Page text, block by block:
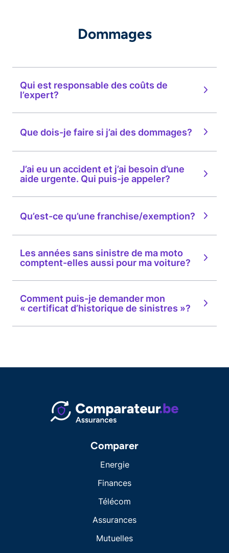
Dommages
Qui est responsable des coûts de
l’expert?
Que dois-je faire si j’ai des dommages?
J’ai eu un accident et j’ai besoin d’une
aide urgente. Qui puis-je appeler?
Qu’est-ce qu’une franchise/exemption?
Les années sans sinistre de ma moto
comptent-elles aussi pour ma voiture?
Comment puis-je demander mon
« certificat d’historique de sinistres »?
Comparer
Energie
Finances
Télécom
Assurances
Mutuelles